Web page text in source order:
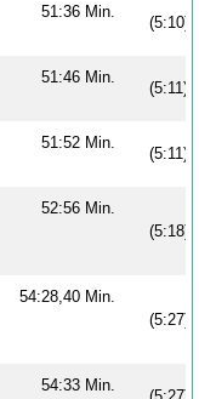
51:36 Min.
(5:10)
51:46 Min.
(5:11)
51:52 Min.
(5:11)
52:56 Min.
(5:18)
54:28,40 Min.
(5:27)
54:33 Min.